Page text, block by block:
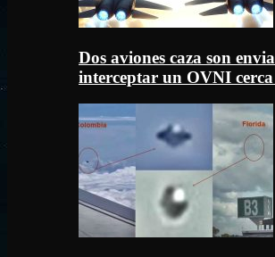
Dos aviones caza son
interceptar un OVNI